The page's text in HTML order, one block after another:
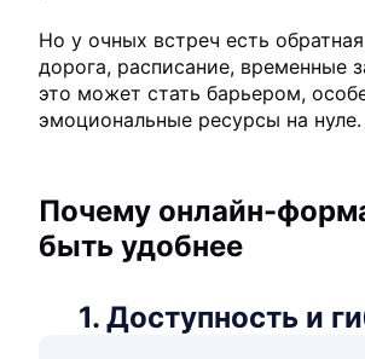
Но у очных встреч есть
дорога, расписание, временные
это может стать барьером,
эмоциональные ресурсы на нуле.
Почему онлайн-
быть удобнее
1. Доступность и